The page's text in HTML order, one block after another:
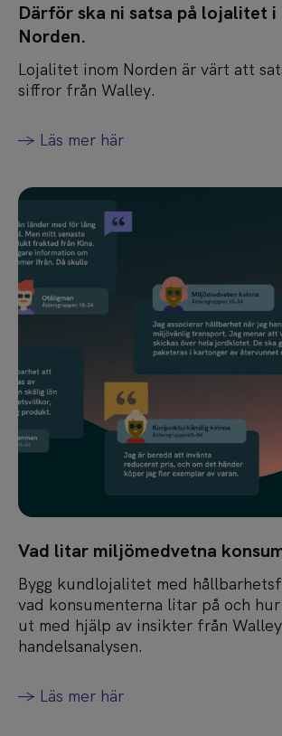
Därför ska ni satsa på lojalitet i
Norden.
Lojalitet inom Norden är värt att
siffror från Walley.
-> Läs mer här
Vad litar miljömedvetna
Bygg kundlojalitet med
vad konsumenterna litar på och
ut med hjälp av insikter från
handelsanalysen.
-> Läs mer här